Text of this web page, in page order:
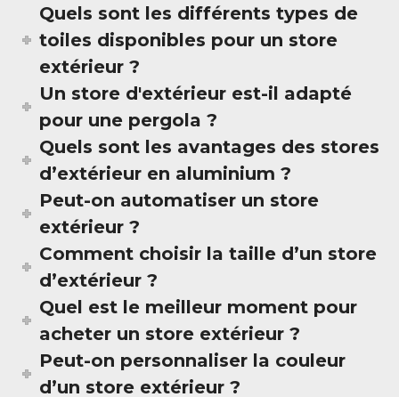
Quels sont les différents types de
toiles disponibles pour un store
extérieur ?
Un store d'extérieur est-il adapté
pour une pergola ?
Quels sont les avantages des stores
d’extérieur en aluminium ?
Peut-on automatiser un store
extérieur ?
Comment choisir la taille d’un store
d’extérieur ?
Quel est le meilleur moment pour
acheter un store extérieur ?
Peut-on personnaliser la couleur
d’un store extérieur ?